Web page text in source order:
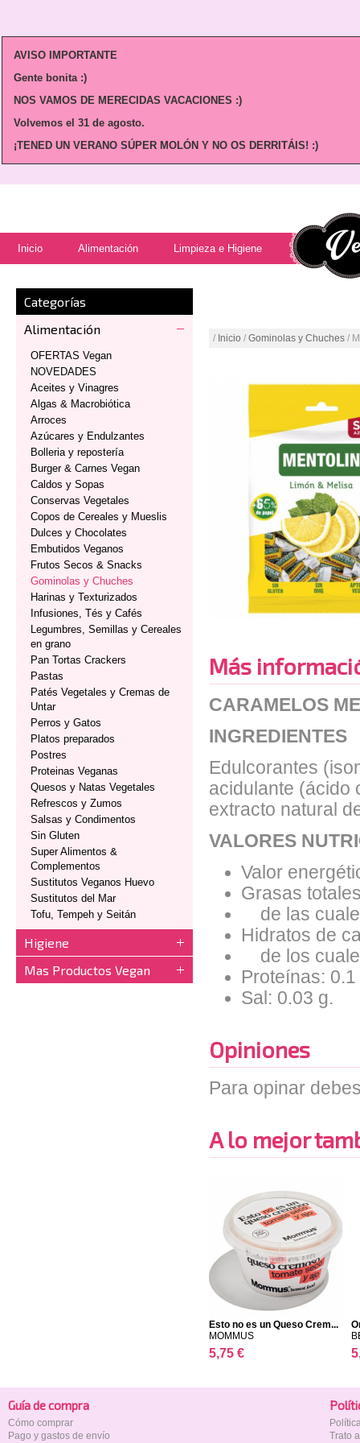
AVISO IMPORTANTE
Gente bonita :)
NOS VAMOS DE MERECIDAS VACACIONES :)
Volvemos el 31 de agosto.
¡TENED UN VERANO SÚPER MOLÓN Y NO OS DERRITÁIS! :)
Inicio Alimentación Limpieza e Higiene
Categorías
Alimentación
OFERTAS Vegan
NOVEDADES
Aceites y Vinagres
Algas & Macrobiótica
Arroces
Azúcares y Endulzantes
Bolleria y repostería
Burger & Carnes Vegan
Caldos y Sopas
Conservas Vegetales
Copos de Cereales y Mueslis
Dulces y Chocolates
Embutidos Veganos
Frutos Secos & Snacks
Gominolas y Chuches
Harinas y Texturizados
Infusiones, Tés y Cafés
Legumbres, Semillas y Cereales
en grano
Pan Tortas Crackers
Pastas
Patés Vegetales y Cremas de
Untar
Perros y Gatos
Platos preparados
Postres
Proteinas Veganas
Quesos y Natas Vegetales
Refrescos y Zumos
Salsas y Condimentos
Sin Gluten
Super Alimentos &
Complementos
Sustitutos Veganos Huevo
Sustitutos del Mar
Tofu, Tempeh y Seitán
Higiene
Mas Productos Vegan
/ Inicio / Gominolas y Chuches /
Más
CARAMELOS
INGREDIENTES
Edulcorantes
acidulante (ácido
extracto natural
VALORES
Valor
Grasas
de las
Hidratos de
de los
Proteínas: 0.1
Sal: 0.03 g.
Opiniones
Para opinar
A lo mejor
Esto no es un Queso Crem...
MOMMUS
5,75 €
Guía de compra
Cómo comprar
Pago y gastos de envío
Trato